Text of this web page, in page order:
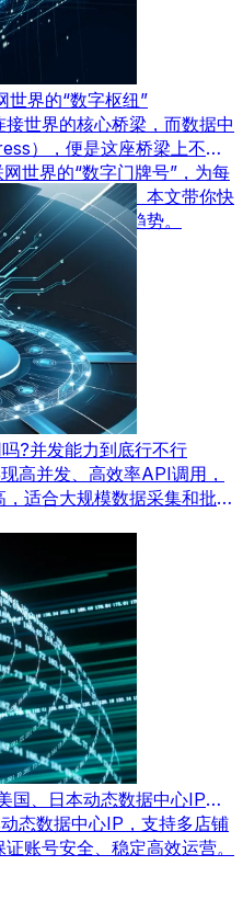
界的“数字枢纽”
世界的核心桥梁，而数据中
），便是这座桥梁上不可
世界的“数字门牌号”，为每
障数据精准传输。本文带你快
用场景及发展趋势。
?并发能力到底行不行
高并发、高效率API调用，
适合大规模数据采集和批量
国、日本动态数据中心IP节
态数据中心IP，支持多店铺
账号安全、稳定高效运营。